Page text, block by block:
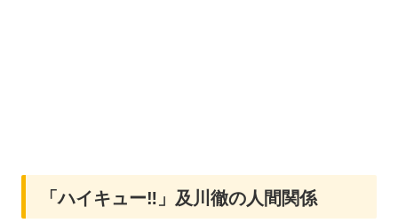
「ハイキュー‼」及川徹の人間関係